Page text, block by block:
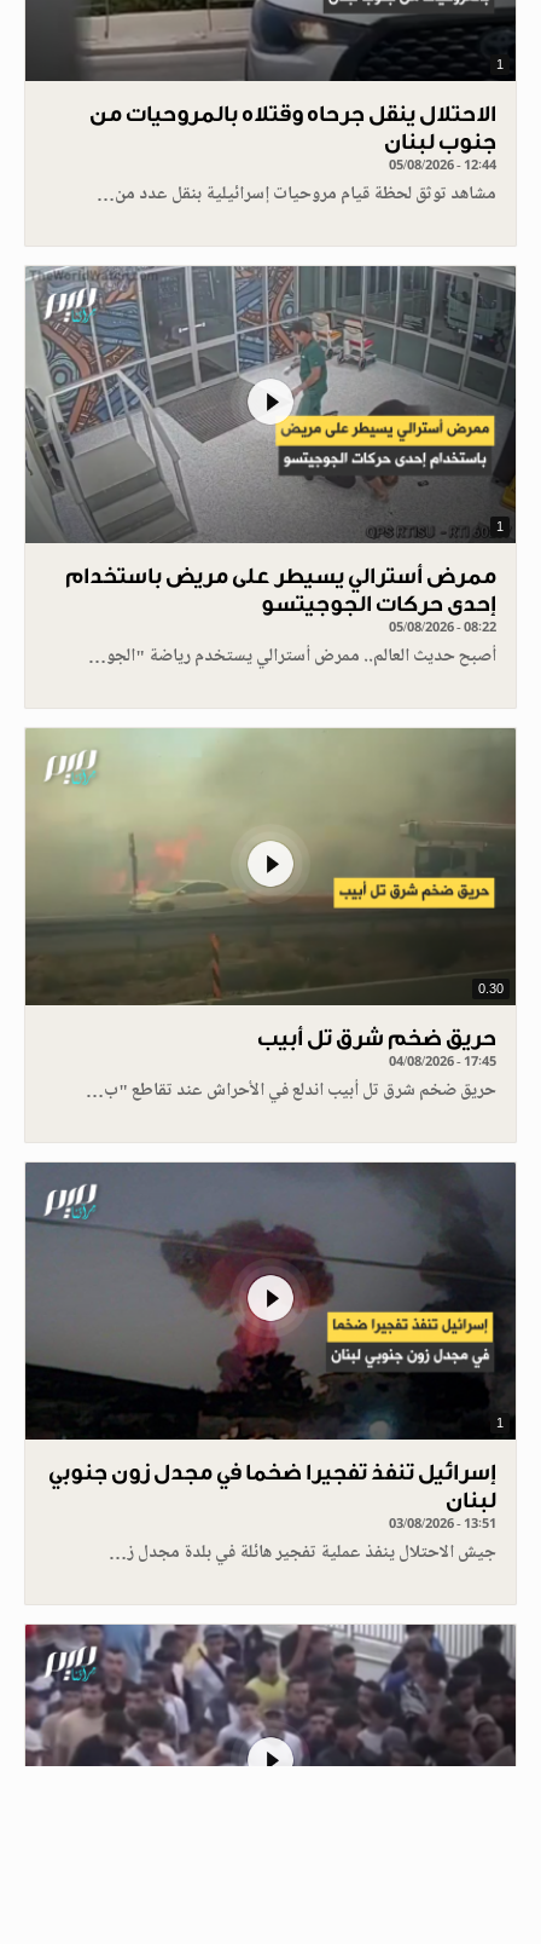
1
الاحتلال ينقل جرحاه وقتلاه بالمروحيات من
جنوب لبنان
05/08/2026 - 12:44
مشاهد توثق لحظة قيام مروحيات إسرائيلية بنقل عدد من…
1
ممرض أسترالي يسيطر على مريض باستخدام
إحدى حركات الجوجيتسو
05/08/2026 - 08:22
أصبح حديث العالم.. ممرض أسترالي يستخدم رياضة "الجو…
0.30
حريق ضخم شرق تل أبيب
04/08/2026 - 17:45
حريق ضخم شرق تل أبيب اندلع في الأحراش عند تقاطع "ب…
1
إسرائيل تنفذ تفجيرا ضخما في مجدل زون جنوبي
لبنان
03/08/2026 - 13:51
جيش الاحتلال ينفذ عملية تفجير هائلة في بلدة مجدل ز…